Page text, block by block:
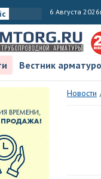
6 Августа
Вестник
Новости